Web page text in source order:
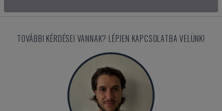
TOVÁBBI KÉRDÉSEI VANNAK? LÉPJEN KAPCSOLATBA VELÜNK!